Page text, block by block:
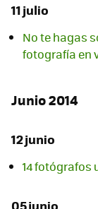
11 julio
No te hagas
fotografía en
Junio 2014
12 junio
14 fotógrafos